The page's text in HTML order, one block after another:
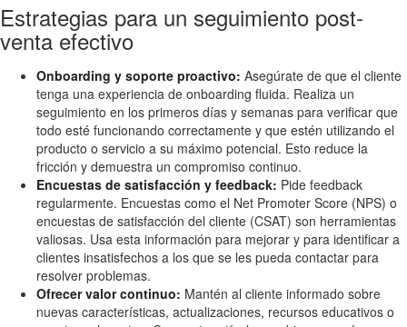
Estrategias para un seguimiento post-
venta efectivo
Onboarding y soporte proactivo: Asegúrate de que el cliente
tenga una experiencia de onboarding fluida. Realiza un
seguimiento en los primeros días y semanas para verificar que
todo esté funcionando correctamente y que estén utilizando el
producto o servicio a su máximo potencial. Esto reduce la
fricción y demuestra un compromiso continuo.
Encuestas de satisfacción y feedback: Pide feedback
regularmente. Encuestas como el Net Promoter Score (NPS) o
encuestas de satisfacción del cliente (CSAT) son herramientas
valiosas. Usa esta información para mejorar y para identificar a
clientes insatisfechos a los que se les pueda contactar para
resolver problemas.
Ofrecer valor continuo: Mantén al cliente informado sobre
nuevas características, actualizaciones, recursos educativos o